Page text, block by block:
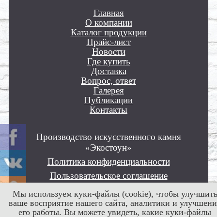
Главная
О компании
Каталог продукции
Прайс-лист
Новости
Где купить
Доставка
Вопрос, ответ
Галерея
Публикации
Контакты
Производство искусственного камня
«Экостоун»
Политика конфиденциальности
Пользовательское соглашение
Положение об обработке персональных
данных
Все права защищены © 2012 - 2026
Мы используем куки-файлы (cookie), чтобы улучшить
ваше восприятие нашего сайта, аналитики и
его работы. Вы можете увидеть, какие куки-файлы